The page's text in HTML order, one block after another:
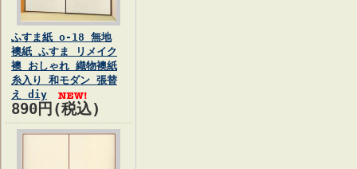
ふすま紙 o-18 無地
襖紙 ふすま リメイク
襖 おしゃれ 織物襖紙
糸入り 和モダン 張替
え diy
890円(税込)